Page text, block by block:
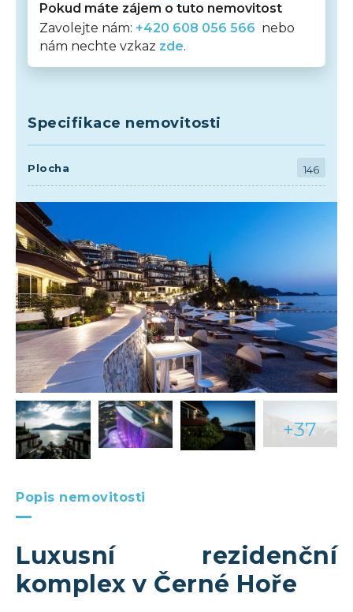
+37
Popis nemovitosti
Luxusní rezidenční
komplex v Černé Hoře
Pokud máte zájem o tuto nemovitost
Zavolejte nám: +420 608 056 566 nebo
nám nechte vzkaz zde.
Specifikace nemovitosti
Plocha 146